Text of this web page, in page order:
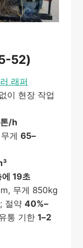
52)
래퍼
이 현장 작업
/h
게 65–
19초
무게 850kg
절약 40%–
통 기한 1–2